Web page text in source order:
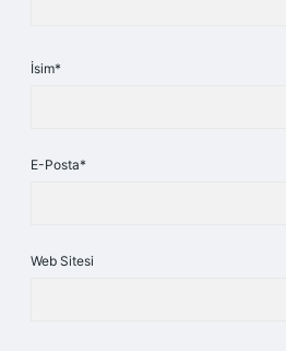
İsim*
E-Posta*
Web Sitesi